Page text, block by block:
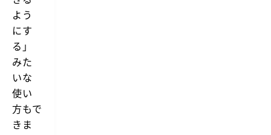
よう
にす
る」
みた
いな
使い
方もで
きま